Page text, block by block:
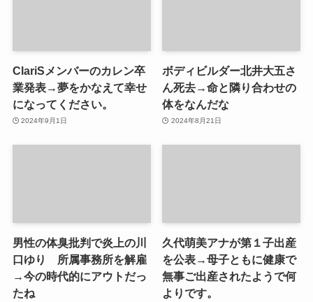
ClariSメンバーのカレン卒
業発表→夢をかなえて幸せ
になってください。
2024年9月1日
ボディビルダー北井大五さ
ん死去→命と隣り合わせの
体をなんだな
2024年8月21日
男性の体臭批判で炎上の川
口ゆり 所属事務所を解雇
→今の時代的にアウトだっ
たね
久代萌美アナが第１子出産
を公表→母子ともに健康で
無事ご出産されたようで何
よりです。